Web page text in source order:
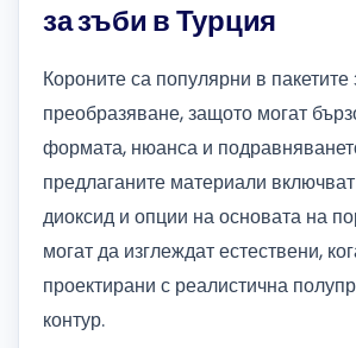
за зъби в Турция
Короните са популярни в пакетите
преобразяване, защото могат
формата, нюанса и
предлаганите материали
диоксид и опции на основата на
могат да изглеждат естествени,
проектирани с реалистична
контур.